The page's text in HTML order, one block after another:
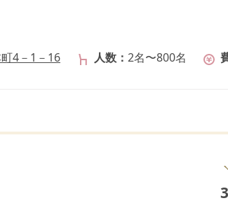
4－1－16 人数 2名〜800名